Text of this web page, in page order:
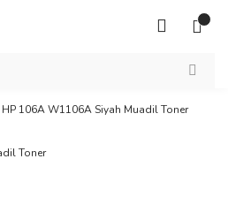
HP 106A W1106A Siyah Muadil Toner